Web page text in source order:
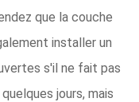
que la couche
installer un
s'il ne fait pas
jours, mais